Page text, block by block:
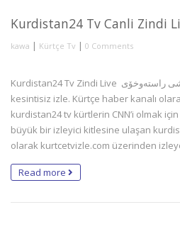
Kurdistan24 Tv Canli Zindi
kawa | Kürtçe Tv | 0 Comments
Kurdistan24 Tv Zindi Live پەخشی راستەوخۆی Kurdistan24 Tv canlı
kesintisiz izle. Kürtçe haber kanalı
kurdistan24 tv kürtlerin CNN’i olmak için
büyük bir izleyici kitlesine ulaşan
olarak kurtcetvizle.com üzerinden
Read more